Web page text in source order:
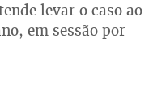
levar o caso ao
em sessão por